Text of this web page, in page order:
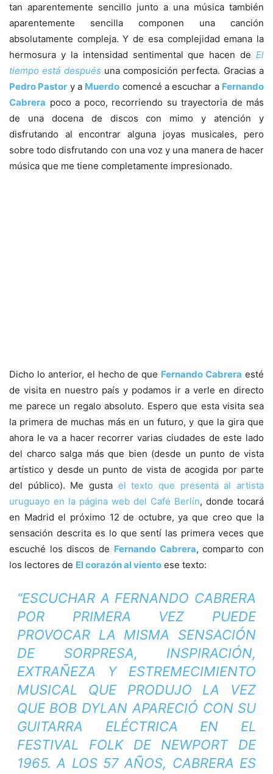
tan aparentemente sencillo junto a una música también
aparentemente sencilla componen una canción
absolutamente compleja. Y de esa complejidad emana la
hermosura y la intensidad sentimental que hacen de El
tiempo está después una composición perfecta. Gracias a
Pedro Pastor y a Muerdo comencé a escuchar a Fernando
Cabrera poco a poco, recorriendo su trayectoria de más
de una docena de discos con mimo y atención y
disfrutando al encontrar alguna joyas musicales, pero
sobre todo disfrutando con una voz y una manera de hacer
música que me tiene completamente impresionado.
Dicho lo anterior, el hecho de que Fernando Cabrera esté
de visita en nuestro país y podamos ir a verle en directo
me parece un regalo absoluto. Espero que esta visita sea
la primera de muchas más en un futuro, y que la gira que
ahora le va a hacer recorrer varias ciudades de este lado
del charco salga más que bien (desde un punto de vista
artístico y desde un punto de vista de acogida por parte
del público). Me gusta el texto que presenta al artista
uruguayo en la página web del Café Berlín, donde tocará
en Madrid el próximo 12 de octubre, ya que creo que la
sensación descrita es lo que sentí las primera veces que
escuché los discos de Fernando Cabrera, comparto con
los lectores de El corazón al viento ese texto:
“ESCUCHAR A FERNANDO CABRERA
POR PRIMERA VEZ PUEDE
PROVOCAR LA MISMA SENSACIÓN
DE SORPRESA, INSPIRACIÓN,
EXTRAÑEZA Y ESTREMECIMIENTO
MUSICAL QUE PRODUJO LA VEZ
QUE BOB DYLAN APARECIÓ CON SU
GUITARRA ELÉCTRICA EN EL
FESTIVAL FOLK DE NEWPORT DE
1965. A LOS 57 AÑOS, CABRERA ES